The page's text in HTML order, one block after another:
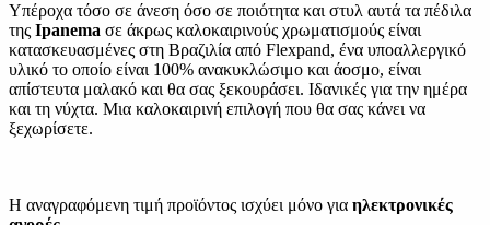
Υπέροχα τόσο σε άνεση όσο σε ποιότητα και στυλ αυτά τα πέδιλα
της Ipanema σε άκρως καλοκαιρινούς χρωματισμούς είναι
κατασκευασμένες στη Βραζιλία από Flexpand, ένα υποαλλεργικό
υλικό το οποίο είναι 100% ανακυκλώσιμο και άοσμο, είναι
απίστευτα μαλακό και θα σας ξεκουράσει. Ιδανικές για την ημέρα
και τη νύχτα. Μια καλοκαιρινή επιλογή που θα σας κάνει να
ξεχωρίσετε.
Η αναγραφόμενη τιμή προϊόντος ισχύει μόνο για ηλεκτρονικές